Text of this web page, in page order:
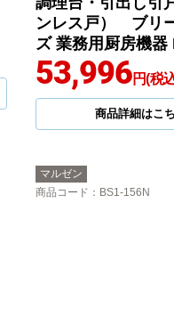
ンレス戸） ブリ
ズ 業務用厨房機器
53,996円(税
商品詳細はこ
マルゼン
商品コード ：BS1-156N